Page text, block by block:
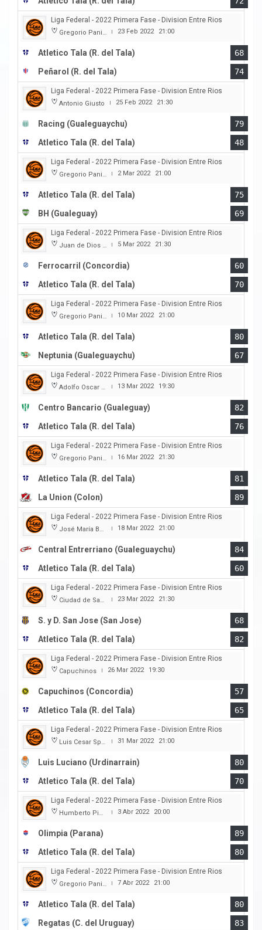
Liga Federal - 2022 Primera Fase - Division Entre Rios
Gregorio Panizza | 23 Feb 2022 21:00
Atletico Tala (R. del Tala)
68
Peñarol (R. del Tala)
74
Liga Federal - 2022 Primera Fase - Division Entre Rios
Antonio Giusto | 25 Feb 2022 21:30
Racing (Gualeguaychu)
79
Atletico Tala (R. del Tala)
48
Liga Federal - 2022 Primera Fase - Division Entre Rios
Gregorio Panizza | 2 Mar 2022 21:00
Atletico Tala (R. del Tala)
75
BH (Gualeguay)
69
Liga Federal - 2022 Primera Fase - Division Entre Rios
Juan de Dios Obregon | 5 Mar 2022 21:30
Ferrocarril (Concordia)
60
Atletico Tala (R. del Tala)
70
Liga Federal - 2022 Primera Fase - Division Entre Rios
Gregorio Panizza | 10 Mar 2022 21:00
Atletico Tala (R. del Tala)
80
Neptunia (Gualeguaychu)
67
Liga Federal - 2022 Primera Fase - Division Entre Rios
Adolfo Oscar Capurro | 13 Mar 2022 19:30
Centro Bancario (Gualeguay)
82
Atletico Tala (R. del Tala)
76
Liga Federal - 2022 Primera Fase - Division Entre Rios
Gregorio Panizza | 16 Mar 2022 21:30
Atletico Tala (R. del Tala)
81
La Union (Colon)
89
Liga Federal - 2022 Primera Fase - Division Entre Rios
José María Bertora | 18 Mar 2022 21:00
Central Entrerriano (Gualeguaychu)
84
Atletico Tala (R. del Tala)
60
Liga Federal - 2022 Primera Fase - Division Entre Rios
Ciudad de San Jose | 23 Mar 2022 21:30
S. y D. San Jose (San Jose)
68
Atletico Tala (R. del Tala)
82
Liga Federal - 2022 Primera Fase - Division Entre Rios
Capuchinos | 26 Mar 2022 19:30
Capuchinos (Concordia)
57
Atletico Tala (R. del Tala)
65
Liga Federal - 2022 Primera Fase - Division Entre Rios
Luis Cesar Spiazzi | 31 Mar 2022 21:00
Luis Luciano (Urdinarrain)
80
Atletico Tala (R. del Tala)
70
Liga Federal - 2022 Primera Fase - Division Entre Rios
Humberto Pietranera | 3 Abr 2022 20:00
Olimpia (Parana)
89
Atletico Tala (R. del Tala)
80
Liga Federal - 2022 Primera Fase - Division Entre Rios
Gregorio Panizza | 7 Abr 2022 21:00
Atletico Tala (R. del Tala)
80
Regatas (C. del Uruguay)
83